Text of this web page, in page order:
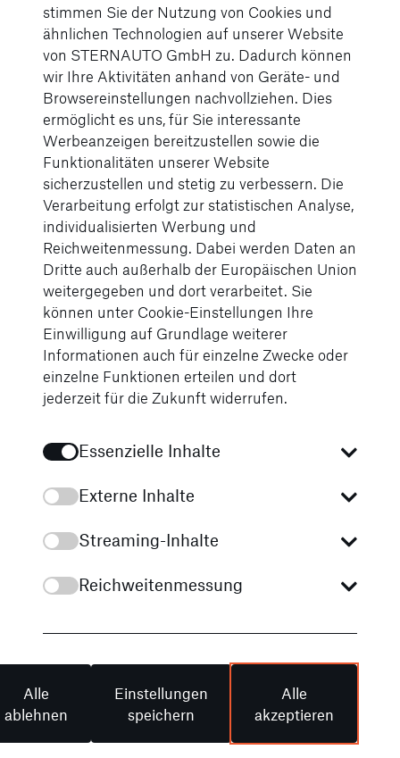
05.09.2024
Wohnmobil mieten: Tipps für einen
unvergesslichen Urlaub
weiterlesen
20. - 22.09.2024
stimmen Sie der Nutzung von Cookies und
ähnlichen Technologien auf unserer Website
von STERNAUTO GmbH zu. Dadurch können
wir Ihre Aktivitäten anhand von Geräte- und
Browsereinstellungen nachvollziehen. Dies
ermöglicht es uns, für Sie interessante
Werbeanzeigen bereitzustellen sowie die
Funktionalitäten unserer Website
sicherzustellen und stetig zu verbessern. Die
Verarbeitung erfolgt zur statistischen Analyse,
individualisierten Werbung und
Reichweitenmessung. Dabei werden Daten an
Dritte auch außerhalb der Europäischen Union
weitergegeben und dort verarbeitet. Sie
können unter Cookie-Einstellungen Ihre
Einwilligung auf Grundlage weiterer
Informationen auch für einzelne Zwecke oder
einzelne Funktionen erteilen und dort
jederzeit für die Zukunft widerrufen.
Essenzielle Inhalte
Externe Inhalte
Streaming-Inhalte
Reichweitenmessung
Alle
ablehnen
Einstellungen
speichern
Alle
akzeptieren